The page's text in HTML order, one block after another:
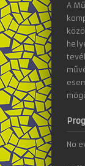
A
No